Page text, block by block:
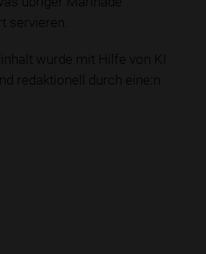
servieren.
wurde mit Hilfe von KI
redaktionell durch eine:n